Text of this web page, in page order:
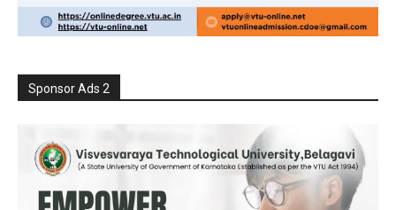
Sponsor Ads 2